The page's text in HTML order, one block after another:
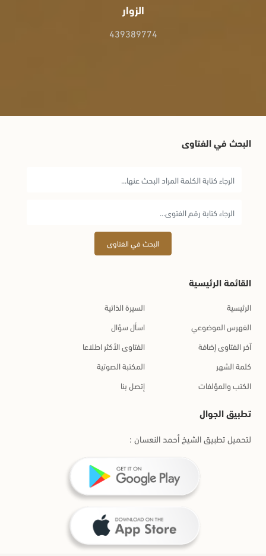
الزوار
439389774
البحث في الفتاوى
البحث في الفتاوى
القائمة الرئيسية
الرئيسية
السيرة الذاتية
الفهرس الموضوعي
اسأل سؤال
آخر الفتاوى إضافة
الفتاوى الأكثر اطلاعا
كلمة الشهر
المكتبة الصوتية
الكتب والمؤلفات
إتصل بنا
تطبيق الجوال
لتحميل تطبيق الشيخ أحمد النعسان :